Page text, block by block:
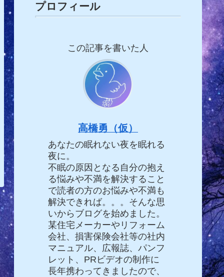
プロフィール
この記事を書いた人
高橋勇（仮）
あなたの眠れない夜を眠れる
夜に。
不眠の原因となる自分の抱え
る悩みや不満を解決すること
で読者の方のお悩みや不満も
解決できれば。。。そんな思
いからブログを始めました。
某住宅メーカーやリフォーム
会社、損害保険会社等の社内
マニュアル、広報誌、パンフ
レット、PRビデオの制作に
長年携わってきましたので、